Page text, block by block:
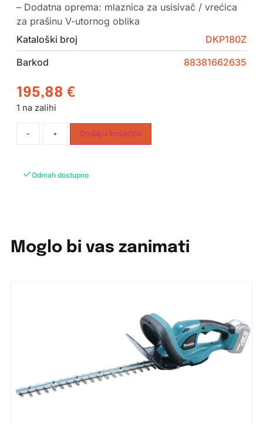
– Dodatna oprema: mlaznica za usisivač / vrećica
za prašinu V-utornog oblika
Kataloški broj
DKP180Z
Barkod
88381662635
195,88 €
1 na zalihi
- + Dodaj u košaricu
Odmah dostupno
Moglo bi vas zanimati